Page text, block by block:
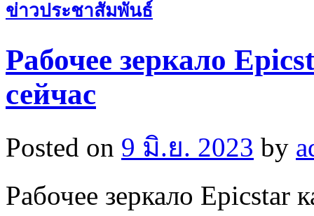
ข่าวประชาสัมพันธ์
Рабочее зеркало
сейчас
Posted on 9 มิ.ย. 2023 by
Рабочее зеркало Epicstar